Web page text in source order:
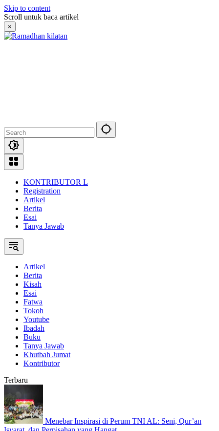
Skip to content
Scroll untuk baca artikel
×
KONTRIBUTOR L
Registration
Artikel
Berita
Esai
Tanya Jawab
Artikel
Berita
Kisah
Esai
Fatwa
Tokoh
Youtube
Ibadah
Buku
Tanya Jawab
Khutbah Jumat
Kontributor
Terbaru
Menebar Inspirasi di Perum TNI AL: Seni, Qur’an